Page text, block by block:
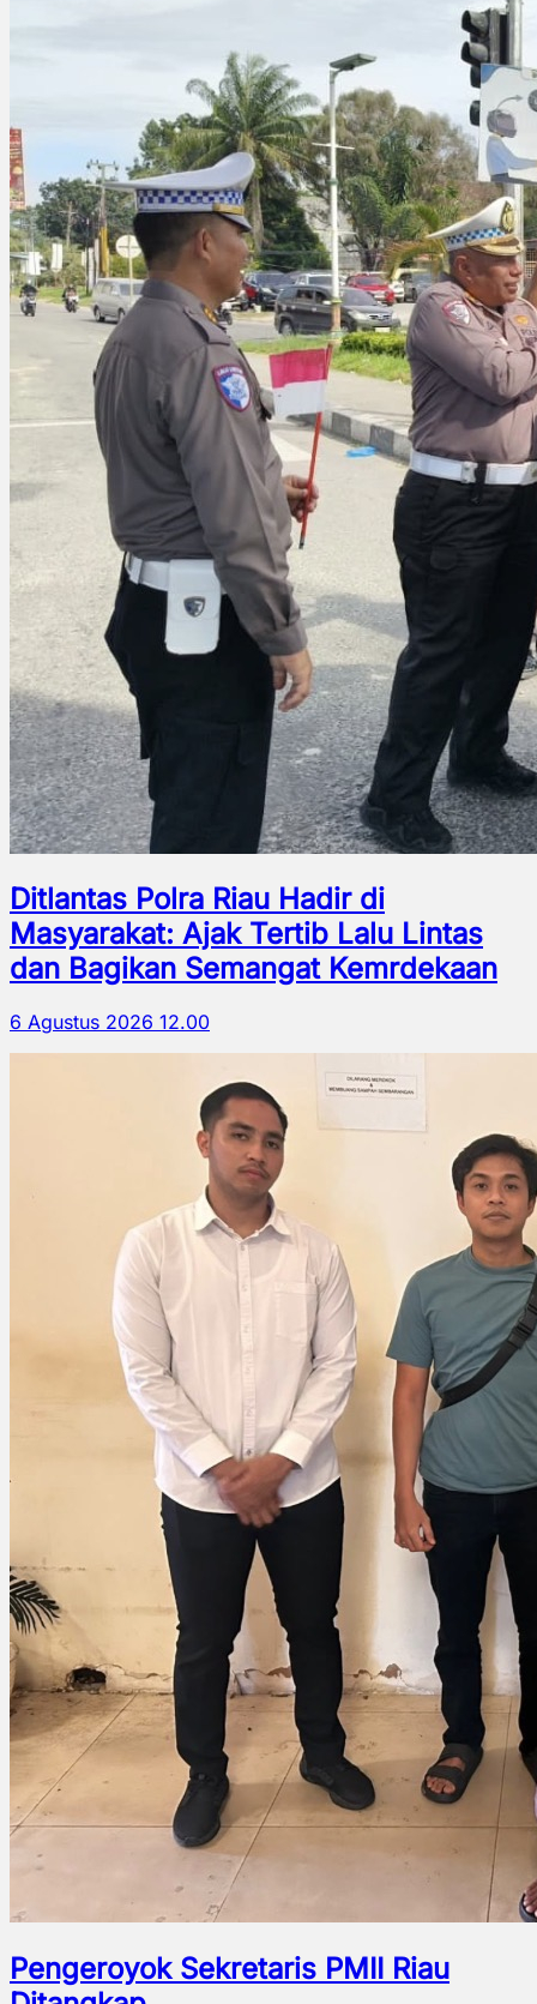
Ditlantas Polra Riau Hadir di
Masyarakat: Ajak Tertib Lalu Lintas
dan Bagikan Semangat Kemrdekaan
6 Agustus 2026 12.00
Pengeroyok Sekretaris PMII Riau